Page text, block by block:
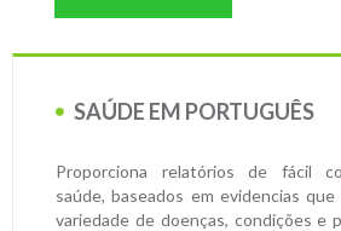
SAÚDE EM PORTUGUÊS
Proporciona relatórios de fácil
saúde, baseados em evidencias que
variedade de doenças, condições e